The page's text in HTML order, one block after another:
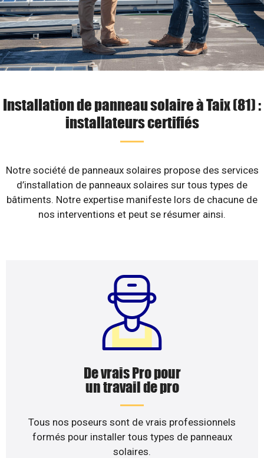
Installation de panneau solaire à Taix (81) :
installateurs certifiés
Notre société de panneaux solaires propose des services
d’installation de panneaux solaires sur tous types de
bâtiments. Notre expertise manifeste lors de chacune de
nos interventions et peut se résumer ainsi.
De vrais Pro pour
un travail de pro
Tous nos poseurs sont de vrais professionnels
formés pour installer tous types de panneaux
solaires.